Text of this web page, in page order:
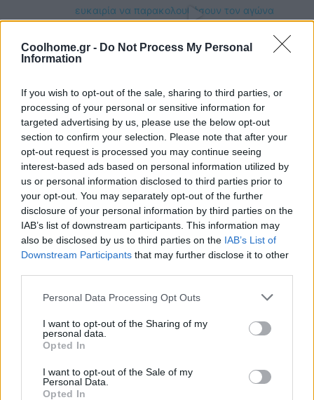
Coolhome.gr - Do Not Process My Personal
Information
If you wish to opt-out of the sale, sharing to third parties, or
processing of your personal or sensitive information for
targeted advertising by us, please use the below opt-out
section to confirm your selection. Please note that after your
opt-out request is processed you may continue seeing
interest-based ads based on personal information utilized by
us or personal information disclosed to third parties prior to
your opt-out. You may separately opt-out of the further
disclosure of your personal information by third parties on the
IAB’s list of downstream participants. This information may
also be disclosed by us to third parties on the IAB’s List of
Downstream Participants that may further disclose it to other
Personal Data Processing Opt Outs
I want to opt-out of the Sharing of my
personal data.
Opted In
I want to opt-out of the Sale of my
Personal Data.
Opted In
OMEGR